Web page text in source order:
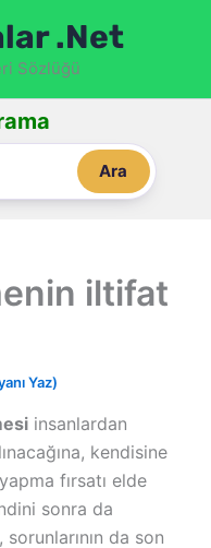
.Net
Sözlüğü
Ara
iltifat
Yaz)
insanlardan
kendisine
fırsatı elde
sonra da
da son